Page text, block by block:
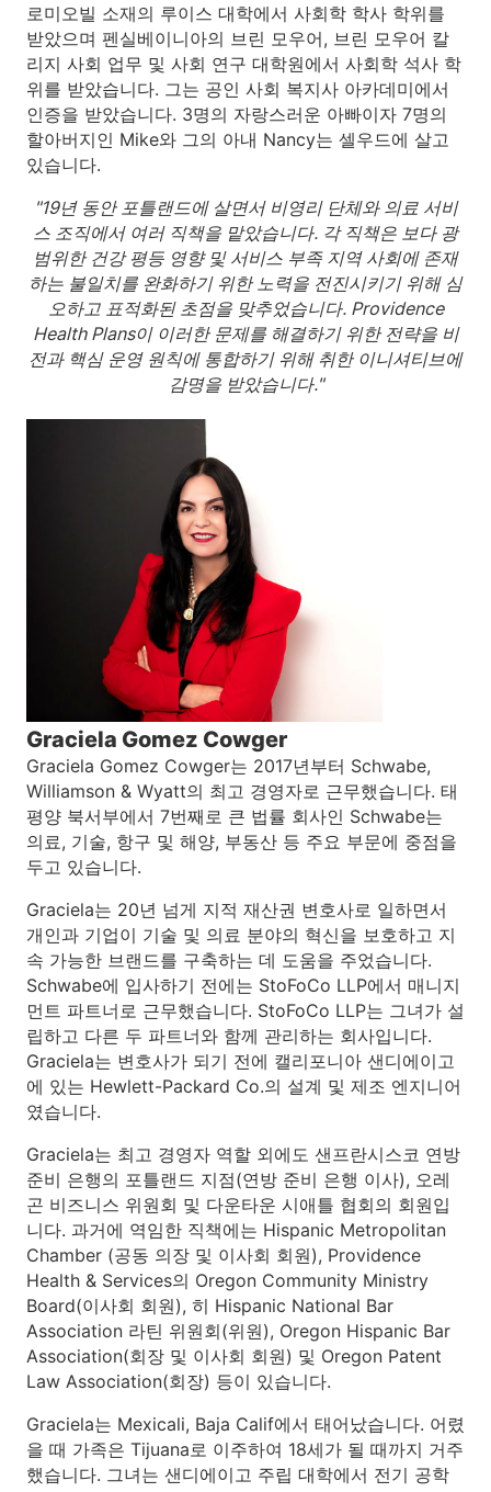
로미오빌 소재의 루이스 대학에서 사회학 학사 학위를
받았으며 펜실베이니아의 브린 모우어, 브린 모우어 칼
리지 사회 업무 및 사회 연구 대학원에서 사회학 석사 학
위를 받았습니다. 그는 공인 사회 복지사 아카데미에서
인증을 받았습니다. 3명의 자랑스러운 아빠이자 7명의
할아버지인 Mike와 그의 아내 Nancy는 셀우드에 살고
있습니다.
"19년 동안 포틀랜드에 살면서 비영리 단체와 의료 서비
스 조직에서 여러 직책을 맡았습니다. 각 직책은 보다 광
범위한 건강 평등 영향 및 서비스 부족 지역 사회에 존재
하는 불일치를 완화하기 위한 노력을 전진시키기 위해 심
오하고 표적화된 초점을 맞추었습니다. Providence
Health Plans이 이러한 문제를 해결하기 위한 전략을 비
전과 핵심 운영 원칙에 통합하기 위해 취한 이니셔티브에
감명을 받았습니다."
Graciela Gomez Cowger
Graciela Gomez Cowger는 2017년부터 Schwabe,
Williamson & Wyatt의 최고 경영자로 근무했습니다. 태
평양 북서부에서 7번째로 큰 법률 회사인 Schwabe는
의료, 기술, 항구 및 해양, 부동산 등 주요 부문에 중점을
두고 있습니다.
Graciela는 20년 넘게 지적 재산권 변호사로 일하면서
개인과 기업이 기술 및 의료 분야의 혁신을 보호하고 지
속 가능한 브랜드를 구축하는 데 도움을 주었습니다.
Schwabe에 입사하기 전에는 StoFoCo LLP에서 매니지
먼트 파트너로 근무했습니다. StoFoCo LLP는 그녀가 설
립하고 다른 두 파트너와 함께 관리하는 회사입니다.
Graciela는 변호사가 되기 전에 캘리포니아 샌디에이고
에 있는 Hewlett-Packard Co.의 설계 및 제조 엔지니어
였습니다.
Graciela는 최고 경영자 역할 외에도 샌프란시스코 연방
준비 은행의 포틀랜드 지점(연방 준비 은행 이사), 오레
곤 비즈니스 위원회 및 다운타운 시애틀 협회의 회원입
니다. 과거에 역임한 직책에는 Hispanic Metropolitan
Chamber (공동 의장 및 이사회 회원), Providence
Health & Services의 Oregon Community Ministry
Board(이사회 회원), 히 Hispanic National Bar
Association 라틴 위원회(위원), Oregon Hispanic Bar
Association(회장 및 이사회 회원) 및 Oregon Patent
Law Association(회장) 등이 있습니다.
Graciela는 Mexicali, Baja Calif에서 태어났습니다. 어렸
을 때 가족은 Tijuana로 이주하여 18세가 될 때까지 거주
했습니다. 그녀는 샌디에이고 주립 대학에서 전기 공학